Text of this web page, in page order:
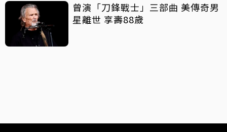
曾演「刀鋒戰士」三部曲 美傳奇男
星離世 享壽88歲